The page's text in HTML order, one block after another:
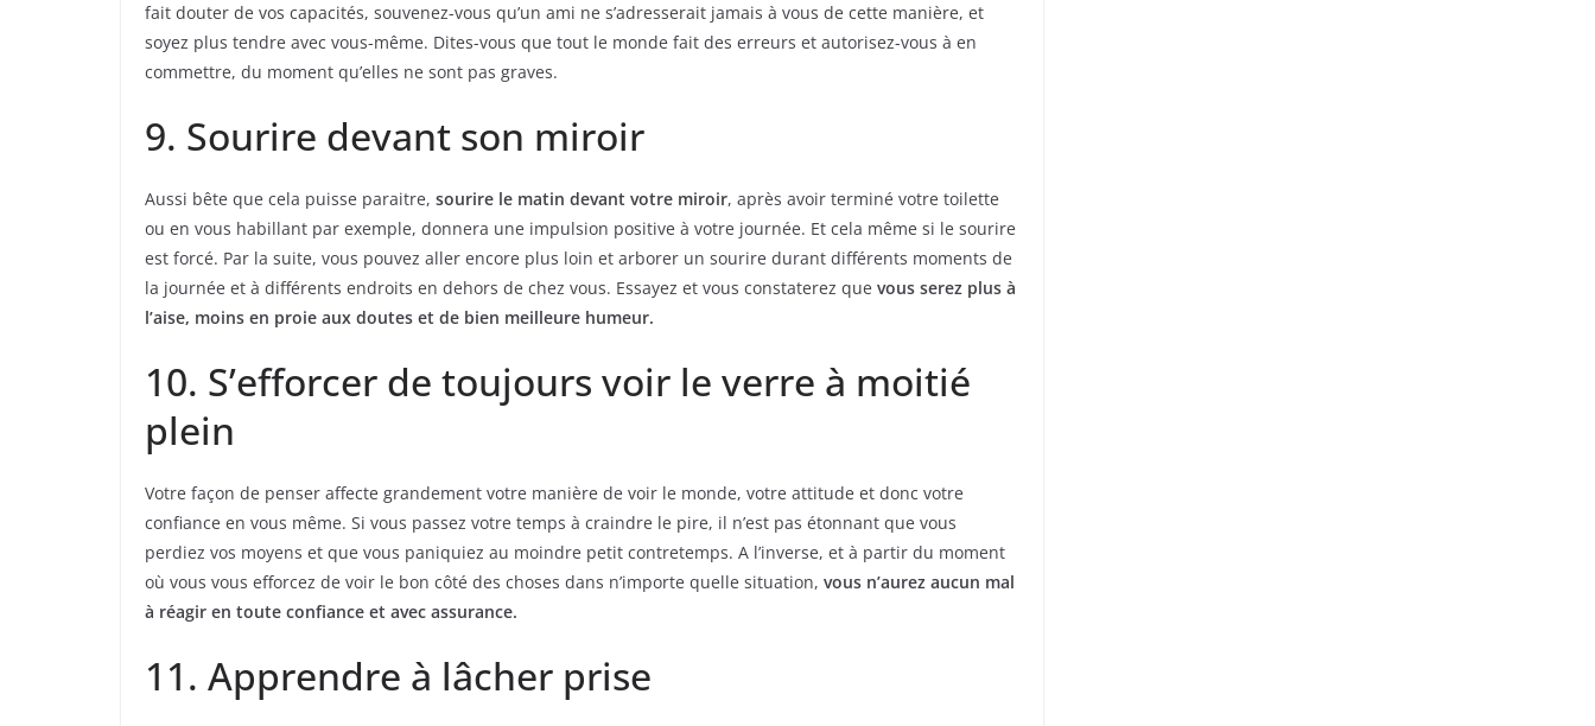
fait douter de vos capacités, souvenez-vous qu’un ami ne s’adresserait jamais à vous de cette manière, et
soyez plus tendre avec vous-même. Dites-vous que tout le monde fait des erreurs et autorisez-vous à en
commettre, du moment qu’elles ne sont pas graves.
9. Sourire devant son miroir
Aussi bête que cela puisse paraitre, sourire le matin devant votre miroir, après avoir terminé votre toilette
ou en vous habillant par exemple, donnera une impulsion positive à votre journée. Et cela même si le sourire
est forcé. Par la suite, vous pouvez aller encore plus loin et arborer un sourire durant différents moments de
la journée et à différents endroits en dehors de chez vous. Essayez et vous constaterez que vous serez plus à
l’aise, moins en proie aux doutes et de bien meilleure humeur.
10. S’efforcer de toujours voir le verre à moitié
plein
Votre façon de penser affecte grandement votre manière de voir le monde, votre attitude et donc votre
confiance en vous même. Si vous passez votre temps à craindre le pire, il n’est pas étonnant que vous
perdiez vos moyens et que vous paniquiez au moindre petit contretemps. A l’inverse, et à partir du moment
où vous vous efforcez de voir le bon côté des choses dans n’importe quelle situation, vous n’aurez aucun mal
à réagir en toute confiance et avec assurance.
11. Apprendre à lâcher prise